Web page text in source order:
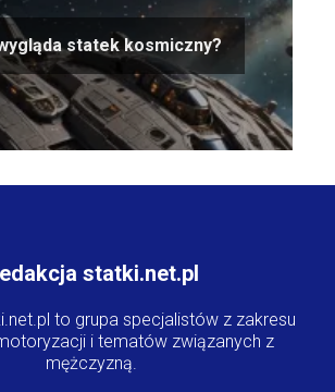
statek kosmiczny?
statki.net.pl
to grupa specjalistów z zakresu
i tematów związanych z
mężczyzną.